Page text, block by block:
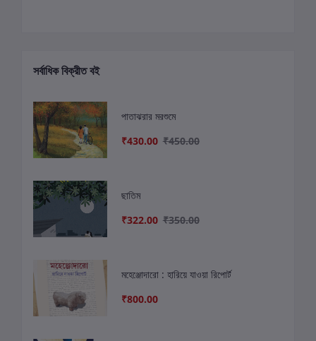
সর্বাধিক বিক্রীত বই
পাতাঝরার মরশুমে
₹430.00 ₹450.00
ছাতিম
₹322.00 ₹350.00
মহেঞ্জোদারো : হারিয়ে যাওয়া রিপোর্ট
₹800.00